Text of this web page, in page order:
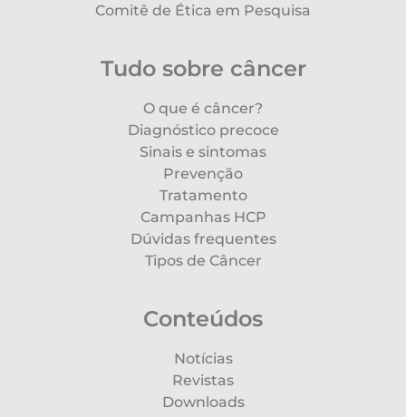
Comitê de Ética em Pesquisa
Tudo sobre câncer
O que é câncer?
Diagnóstico precoce
Sinais e sintomas
Prevenção
Tratamento
Campanhas HCP
Dúvidas frequentes
Tipos de Câncer
Conteúdos
Notícias
Revistas
Downloads